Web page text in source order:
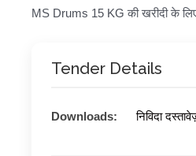
MS Drums 15 KG की खरीदी के लिए
Tender Details
Downloads: निविदा